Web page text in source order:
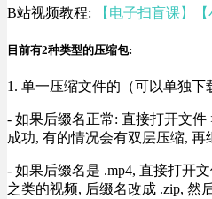
B站视频教程: 【电子扫盲课】
目前有2种类型的压缩包:
1. 单一压缩文件的（可以单独下
- 如果后缀名正常: 直接打开文
成功, 有的情况会有双层压缩, 再
- 如果后缀名是 .mp4, 直接打开
之类的视频, 后缀名改成 .zip, 然